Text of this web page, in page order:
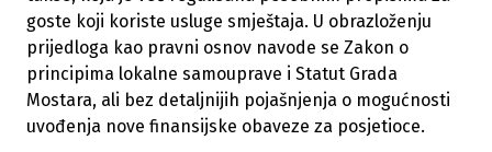
goste koji koriste usluge smještaja. U obrazloženju
prijedloga kao pravni osnov navode se Zakon o
principima lokalne samouprave i Statut Grada
Mostara, ali bez detaljnijih pojašnjenja o mogućnosti
uvođenja nove finansijske obaveze za posjetioce.